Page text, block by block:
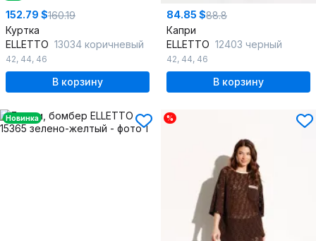
152.79 $160.19
Куртка
ELLETTO 13034 коричневый
42, 44, 46
В корзину
84.85 $88.8
Капри
ELLETTO 12403 черный
42, 44, 46
В корзину
Новинка %